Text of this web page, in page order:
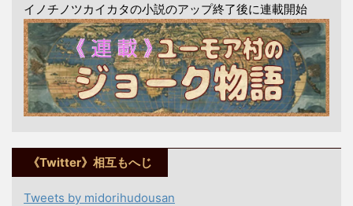
イノチノツカイカタの小説のアップ終了後に連載開始
《Twitter》相互もへじ
Tweets by midorihudousan